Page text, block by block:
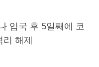
입국 후 5일째에 코
리 해제